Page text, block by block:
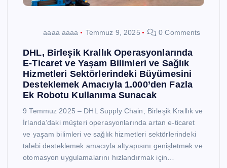
aaaa aaaa Temmuz 9, 2025 0 Comments
DHL, Birleşik Krallık Operasyonlarında
E-Ticaret ve Yaşam Bilimleri ve Sağlık
Hizmetleri Sektörlerindeki Büyümesini
Desteklemek Amacıyla 1.000’den Fazla
Ek Robotu Kullanıma Sunacak
9 Temmuz 2025 – DHL Supply Chain, Birleşik Krallık ve
İrlanda’daki müşteri operasyonlarında artan e-ticaret
ve yaşam bilimleri ve sağlık hizmetleri sektörlerindeki
talebi desteklemek amacıyla altyapısını genişletmek ve
otomasyon uygulamalarını hızlandırmak için…